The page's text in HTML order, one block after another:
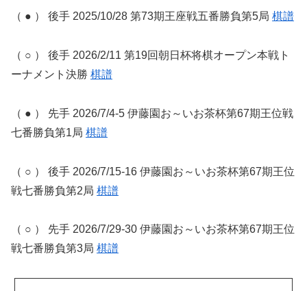
（ ● ） 後手 2025/10/28 第73期王座戦五番勝負第5局 棋譜
（ ○ ） 後手 2026/2/11 第19回朝日杯将棋オープン本戦ト
ーナメント決勝 棋譜
（ ● ） 先手 2026/7/4-5 伊藤園お～いお茶杯第67期王位戦
七番勝負第1局 棋譜
（ ○ ） 後手 2026/7/15-16 伊藤園お～いお茶杯第67期王位
戦七番勝負第2局 棋譜
（ ○ ） 先手 2026/7/29-30 伊藤園お～いお茶杯第67期王位
戦七番勝負第3局 棋譜